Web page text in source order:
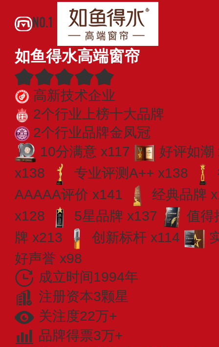
NO.1
如鱼得水高端窗帘
高新技术企业
2个行业上榜十大品牌
2个行业品牌金凤冠
10分满意 x117
好评如潮
x138
专业​评测A++ x138
AAAAA评价 x141
经典品牌
x128
5星品牌 x137
值得
牌 x213
创新标杆 x114
好声誉 x98
成立时间1994年
注册资本3颗星
关注度22万+
品牌得票3万+